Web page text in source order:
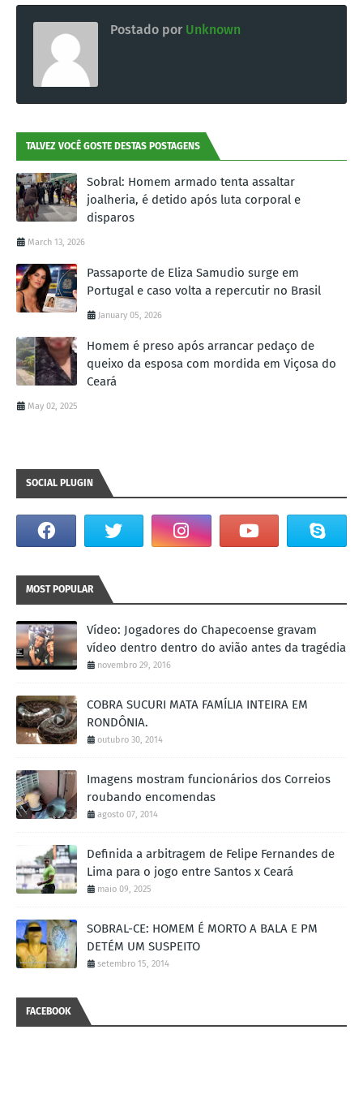
Postado por Unknown
TALVEZ VOCÊ GOSTE DESTAS POSTAGENS
Sobral: Homem armado tenta assaltar
joalheria, é detido após luta corporal e
disparos
March 13, 2026
Passaporte de Eliza Samudio surge em
Portugal e caso volta a repercutir no Brasil
January 05, 2026
Homem é preso após arrancar pedaço de
queixo da esposa com mordida em Viçosa do
Ceará
May 02, 2025
SOCIAL PLUGIN
MOST POPULAR
Vídeo: Jogadores do Chapecoense gravam
vídeo dentro dentro do avião antes da tragédia
novembro 29, 2016
COBRA SUCURI MATA FAMÍLIA INTEIRA EM
RONDÔNIA.
outubro 30, 2014
Imagens mostram funcionários dos Correios
roubando encomendas
agosto 07, 2014
Definida a arbitragem de Felipe Fernandes de
Lima para o jogo entre Santos x Ceará
maio 09, 2025
SOBRAL-CE: HOMEM É MORTO A BALA E PM
DETÉM UM SUSPEITO
setembro 15, 2014
FACEBOOK